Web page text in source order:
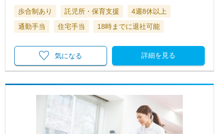
歩合制あり 託児所・保育支援
4週8休以上
通勤手当
住宅手当 18時までに退社可能
詳細を見る
気になる